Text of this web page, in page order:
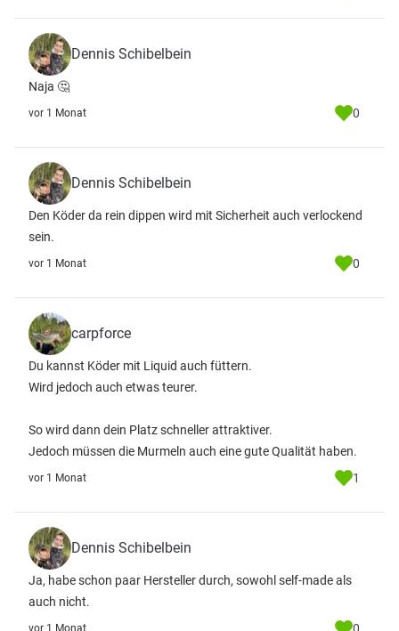
Dennis Schibelbein
Naja 🤔
vor 1 Monat 0
Dennis Schibelbein
Den Köder da rein dippen wird mit Sicherheit auch verlockend
sein.
vor 1 Monat 0
carpforce
Du kannst Köder mit Liquid auch füttern.
Wird jedoch auch etwas teurer.
So wird dann dein Platz schneller attraktiver.
Jedoch müssen die Murmeln auch eine gute Qualität haben.
vor 1 Monat 1
Dennis Schibelbein
Ja, habe schon paar Hersteller durch, sowohl self-made als
auch nicht.
vor 1 Monat